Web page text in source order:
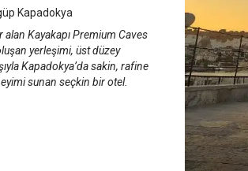
Kapadokya
Kayakapı Premium Caves
yerleşimi, üst düzey
Kapadokya’da sakin, rafine
sunan seçkin bir otel.